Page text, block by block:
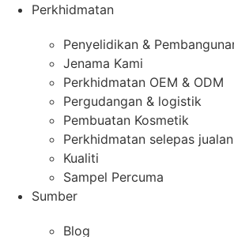
Perkhidmatan
Penyelidikan &
Jenama Kami
Perkhidmatan OEM & ODM
Pergudangan & logistik
Pembuatan Kosmetik
Perkhidmatan selepas jualan
Kualiti
Sampel Percuma
Sumber
Blog